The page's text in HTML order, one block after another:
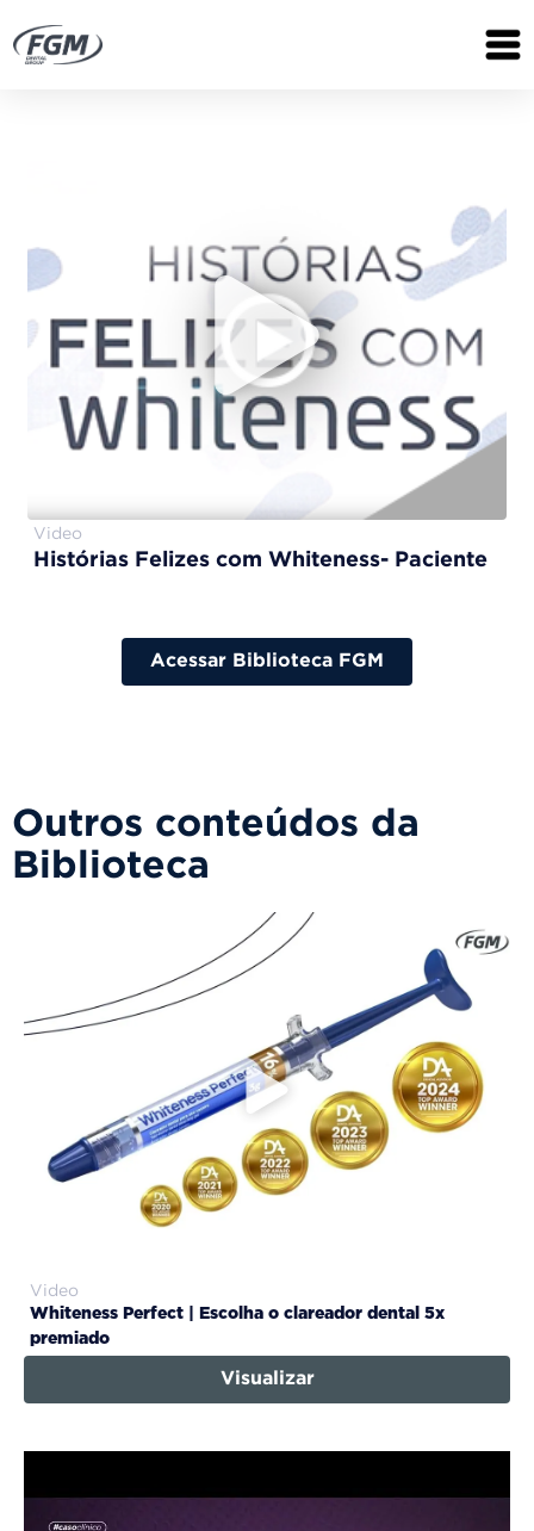
Video
Histórias Felizes com Whiteness- Paciente
Acessar Biblioteca FGM
Outros conteúdos da
Biblioteca
Video
Whiteness Perfect | Escolha o clareador dental 5x
premiado
Visualizar